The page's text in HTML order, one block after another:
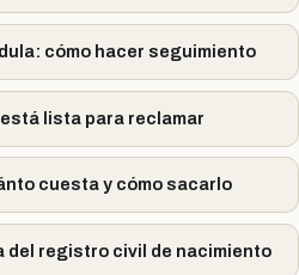
cómo hacer seguimiento
lista para reclamar
cuesta y cómo sacarlo
del registro civil de nacimiento